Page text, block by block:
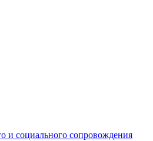
и социального сопровождения